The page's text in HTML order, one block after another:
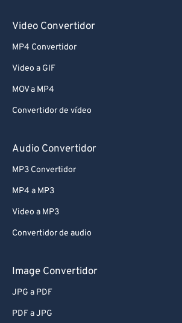
Video Convertidor
MP4 Convertidor
Video a GIF
MOV a MP4
Convertidor de vídeo
Audio Convertidor
MP3 Convertidor
MP4 a MP3
Video a MP3
Convertidor de audio
Image Convertidor
JPG a PDF
PDF a JPG